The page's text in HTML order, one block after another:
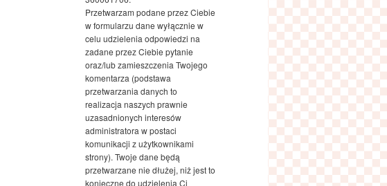
Przetwarzam podane przez Ciebie
w formularzu dane wyłącznie w
celu udzielenia odpowiedzi na
zadane przez Ciebie pytanie
oraz/lub zamieszczenia Twojego
komentarza (podstawa
przetwarzania danych to
realizacja naszych prawnie
uzasadnionych interesów
administratora w postaci
komunikacji z użytkownikami
strony). Twoje dane będą
przetwarzane nie dłużej, niż jest to
konieczne do udzielenia Ci